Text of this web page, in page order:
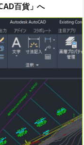
百貨」へ